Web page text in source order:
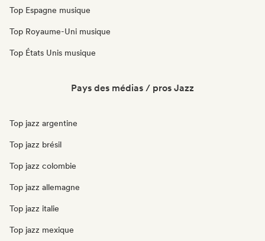
Top Espagne musique
Top Royaume-Uni musique
Top États Unis musique
Pays des médias / pros Jazz
Top jazz argentine
Top jazz brésil
Top jazz colombie
Top jazz allemagne
Top jazz italie
Top jazz mexique